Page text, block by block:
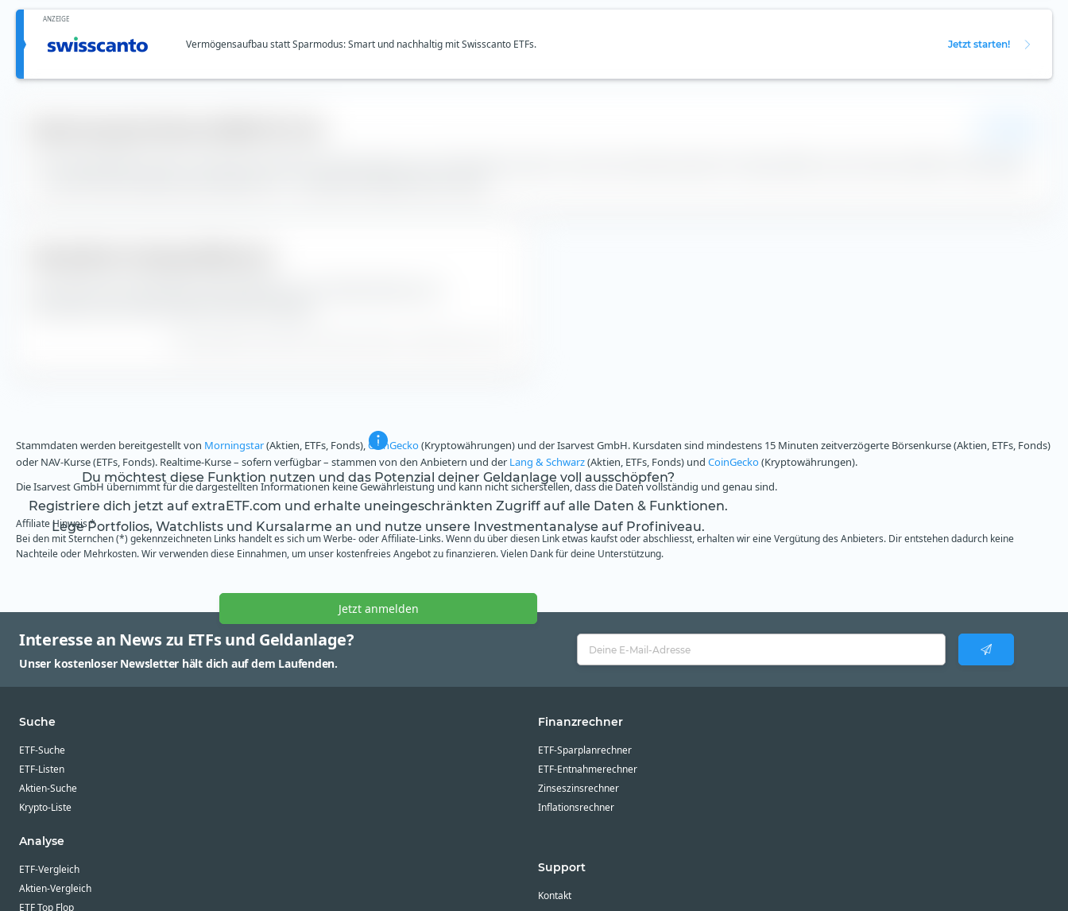
ANZEIGE
Vermögensaufbau statt Sparmodus: Smart und nachhaltig mit Swisscanto ETFs. Jetzt starten!
Du möchtest diese Funktion nutzen und das Potenzial deiner Geldanlage voll ausschöpfen?
Registriere dich jetzt auf extraETF.com und erhalte uneingeschränkten Zugriff auf alle Daten & Funktionen.
Lege Portfolios, Watchlists und Kursalarme an und nutze unsere Investmentanalyse auf Profiniveau.
Jetzt anmelden
Stammdaten werden bereitgestellt von Morningstar(Aktien, ETFs, Fonds),CoinGecko(Kryptowährungen) und der Isarvest GmbH. Kursdaten sind mindestens 15 Minuten zeitverzögerte Börsenkurse (Aktien, ETFs, Fonds)
oder NAV-Kurse (ETFs, Fonds). Realtime-Kurse – sofern verfügbar – stammen von den Anbietern und der Lang & Schwarz(Aktien, ETFs, Fonds) und CoinGecko(Kryptowährungen).
Die Isarvest GmbH übernimmt für die dargestellten Informationen keine Gewährleistung und kann nicht sicherstellen, dass die Daten vollständig und genau sind.
Affiliate Hinweis *
Bei den mit Sternchen (*) gekennzeichneten Links handelt es sich um Werbe- oder Affiliate-Links. Wenn du über diesen Link etwas kaufst oder abschliesst, erhalten wir eine Vergütung des Anbieters. Dir entstehen dadurch keine
Nachteile oder Mehrkosten. Wir verwenden diese Einnahmen, um unser kostenfreies Angebot zu finanzieren. Vielen Dank für deine Unterstützung.
Interesse an News zu ETFs und Geldanlage?
Unser kostenloser Newsletter hält dich auf dem Laufenden.
Suche
ETF-Suche
ETF-Listen
Aktien-Suche
Krypto-Liste
Analyse
ETF-Vergleich
Aktien-Vergleich
ETF Top Flop
Finanzrechner
ETF-Sparplanrechner
ETF-Entnahmerechner
Zinseszinsrechner
Inflationsrechner
Support
Kontakt